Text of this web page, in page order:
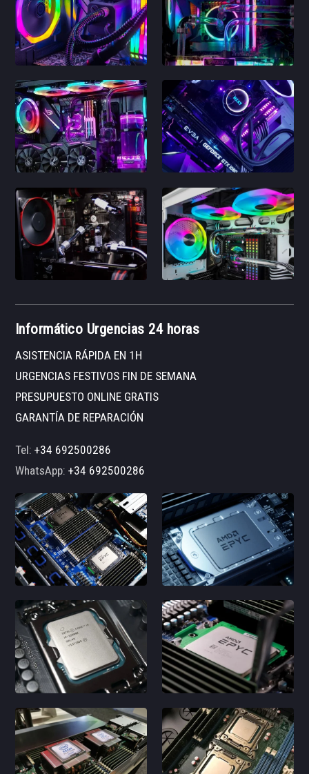
Informático Urgencias 24 horas
ASISTENCIA RÁPIDA EN 1H
URGENCIAS FESTIVOS FIN DE SEMANA
PRESUPUESTO ONLINE GRATIS
GARANTÍA DE REPARACIÓN
Tel:+34 692500286
WhatsApp:+34 692500286